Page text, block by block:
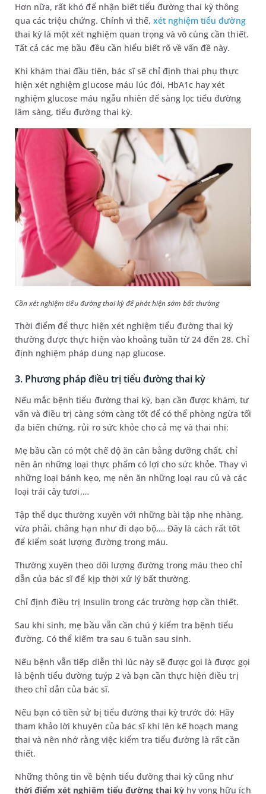
Hơn nữa, rất khó để nhận biết tiểu đường thai kỳ thông
qua các triệu chứng. Chính vì thế, xét nghiệm tiểu đường
thai kỳ là một xét nghiệm quan trọng và vô cùng cần thiết.
Tất cả các mẹ bầu đều cần hiểu biết rõ về vấn đề này.
Khi khám thai đầu tiên, bác sĩ sẽ chỉ định thai phụ thực
hiện xét nghiệm glucose máu lúc đói, HbA1c hay xét
nghiệm glucose máu ngẫu nhiên để sàng lọc tiểu đường
lâm sàng, tiểu đường thai kỳ.
Cần xét nghiệm tiểu đường thai kỳ để phát hiện sớm bất thường
Thời điểm để thực hiện xét nghiệm tiểu đường thai kỳ
thường được thực hiện vào khoảng tuần từ 24 đến 28. Chỉ
định nghiệm pháp dung nạp glucose.
3. Phương pháp điều trị tiểu đường thai kỳ
Nếu mắc bệnh tiểu đường thai kỳ, bạn cần được khám, tư
vấn và điều trị càng sớm càng tốt để có thể phòng ngừa tối
đa biến chứng, rủi ro sức khỏe cho cả mẹ và thai nhi:
Mẹ bầu cần có một chế độ ăn cân bằng dưỡng chất, chỉ
nên ăn những loại thực phẩm có lợi cho sức khỏe. Thay vì
những loại bánh kẹo, mẹ nên ăn những loại rau củ và các
loại trái cây tươi,…
Tập thể dục thường xuyên với những bài tập nhẹ nhàng,
vừa phải, chẳng hạn như đi dạo bộ,… Đây là cách rất tốt
để kiểm soát lượng đường trong máu.
Thường xuyên theo dõi lượng đường trong máu theo chỉ
dẫn của bác sĩ để kịp thời xử lý bất thường.
Chỉ định điều trị Insulin trong các trường hợp cần thiết.
Sau khi sinh, mẹ bầu vẫn cần chú ý kiểm tra bệnh tiểu
đường. Có thể kiếm tra sau 6 tuần sau sinh.
Nếu bệnh vẫn tiếp diễn thì lúc này sẽ được gọi là được gọi
là bệnh tiểu đường tuýp 2 và bạn cần thực hiện điều trị
theo chỉ dẫn của bác sĩ.
Nếu bạn có tiền sử bị tiểu đường thai kỳ trước đó: Hãy
tham khảo lời khuyên của bác sĩ khi lên kế hoạch mang
thai và nên nhớ rằng việc kiểm tra tiểu đường là rất cần
thiết.
Những thông tin về bệnh tiểu đường thai kỳ cũng như
thời điểm xét nghiệm tiểu đường thai kỳ hy vọng hữu ích